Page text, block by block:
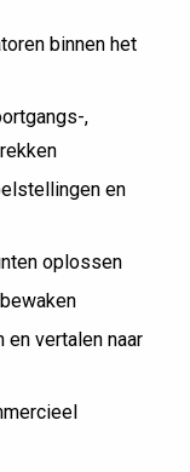
binnen het
,
en
oplossen
vertalen naar